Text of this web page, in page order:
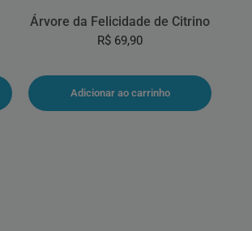
Árvore da Felicidade de Citrino
R$ 69,90
Adicionar ao carrinho